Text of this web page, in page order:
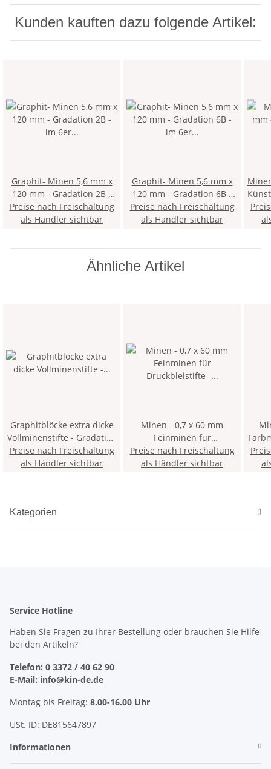
Kunden kauften dazu folgende Artikel:
Graphit- Minen 5,6 mm x
120 mm - Gradation 2B -
im 6er Pack
Preise nach Freischaltung
als Händler sichtbar
Graphit- Minen 5,6 mm x
120 mm - Gradation 6B -
im 6er Pack
Preise nach Freischaltung
als Händler sichtbar
Ähnliche Artikel
Graphitblöcke extra dicke
Vollminenstifte - Gradation
4B - im 12er Pack
Preise nach Freischaltung
als Händler sichtbar
Minen - 0,7 x 60 mm
Feinminen für
Druckbleistifte - Gradation
H - im 12er Pack
Preise nach Freischaltung
als Händler sichtbar
Minen
Kategorien
Service Hotline
Haben Sie Fragen zu Ihrer Bestellung oder brauchen Sie Hilfe
bei den Artikeln?
Telefon: 0 3372 / 40 62 90
E-Mail: info@kin-de.de
Montag bis Freitag: 8.00-16.00 Uhr
USt. ID: DE815647897
Informationen